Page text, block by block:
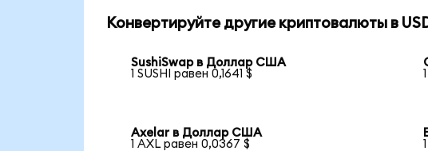
Конвертируйте другие криптовалюты в
SushiSwap в Доллар США
1 SUSHI равен 0,1641 $
Axelar в Доллар США
1 AXL равен 0,0367 $